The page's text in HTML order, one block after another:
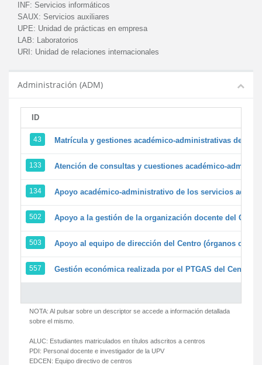
INF: Servicios informáticos
SAUX: Servicios auxiliares
UPE: Unidad de prácticas en empresa
LAB: Laboratorios
URI: Unidad de relaciones internacionales
Administración (ADM)
ID
43 Matrícula y gestiones académico-administrativas de la
133 Atención de consultas y cuestiones académico-
134 Apoyo académico-administrativo de los servicios
502 Apoyo a la gestión de la organización docente del
503 Apoyo al equipo de dirección del Centro (órganos
557 Gestión económica realizada por el PTGAS del Centro
NOTA: Al pulsar sobre un descriptor se accede a información detallada
sobre el mismo.
ALUC: Estudiantes matriculados en títulos adscritos a centros
PDI: Personal docente e investigador de la UPV
EDCEN: Equipo directivo de centros